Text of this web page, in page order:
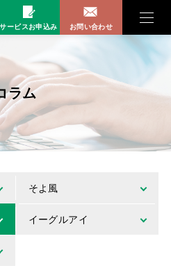
サービスお申込み お問い合わせ
ラム
そよ風
イーグルアイ